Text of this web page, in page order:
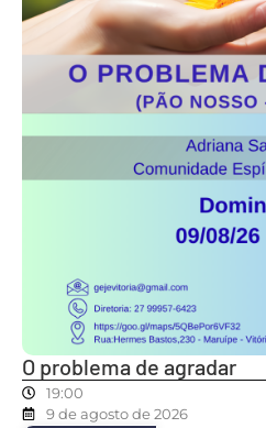
O problema de agradar
19:00
9 de agosto de 2026